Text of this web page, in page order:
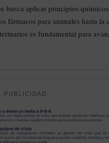
aplicar principios
fármacos para animales hasta
es fundamental para
PUBLICIDAD